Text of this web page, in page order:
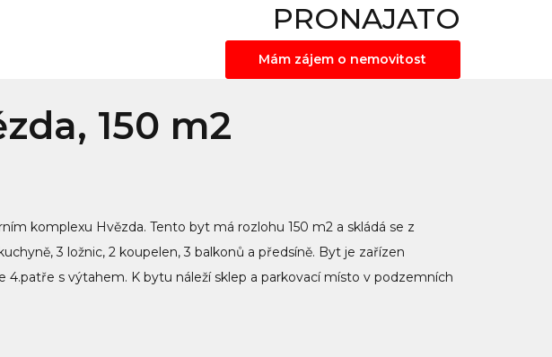
PRONAJATO
Mám zájem o nemovitost
150 m2
komplexu Hvězda. Tento byt má rozlohu 150 m2 a skládá se z
3 ložnic, 2 koupelen, 3 balkonů a předsíně. Byt je zařízen
4.patře s výtahem. K bytu náleží sklep a parkovací místo v podzemních